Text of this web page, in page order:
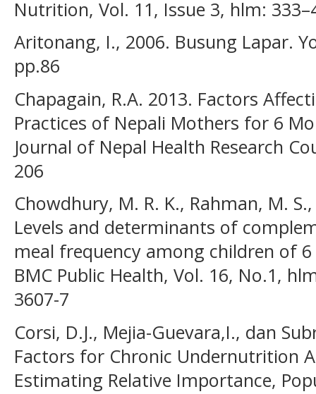
Nutrition, Vol. 11, Issue 3, hlm:
Aritonang, I., 2006. Busung Lapar.
pp.86
Chapagain, R.A. 2013. Factors
Practices of Nepali Mothers for 6
Journal of Nepal Health Research
206
Chowdhury, M. R. K., Rahman, M.
Levels and determinants of
meal frequency among children of
BMC Public Health, Vol. 16, No.1,
3607-7
Corsi, D.J., Mejia-Guevara,I., dan
Factors for Chronic Undernutrition
Estimating Relative Importance,